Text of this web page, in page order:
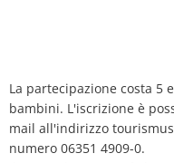
La partecipazione costa 5
bambini. L'iscrizione è
mail all'indirizzo
numero 06351 4909-0.